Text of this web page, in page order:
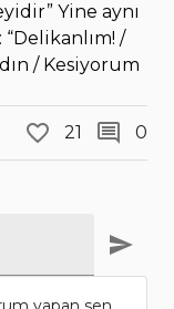
Yine aynı
Delikanlım! /
/ Kesiyorum
21 0